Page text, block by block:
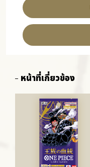
หน้าที่เกี่ยวข้อง